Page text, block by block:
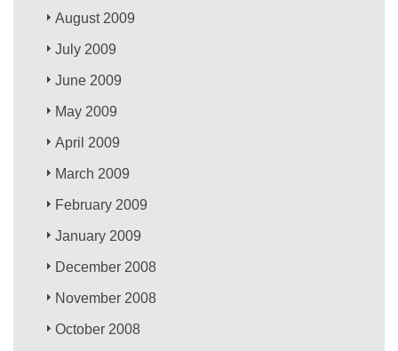
August 2009
July 2009
June 2009
May 2009
April 2009
March 2009
February 2009
January 2009
December 2008
November 2008
October 2008